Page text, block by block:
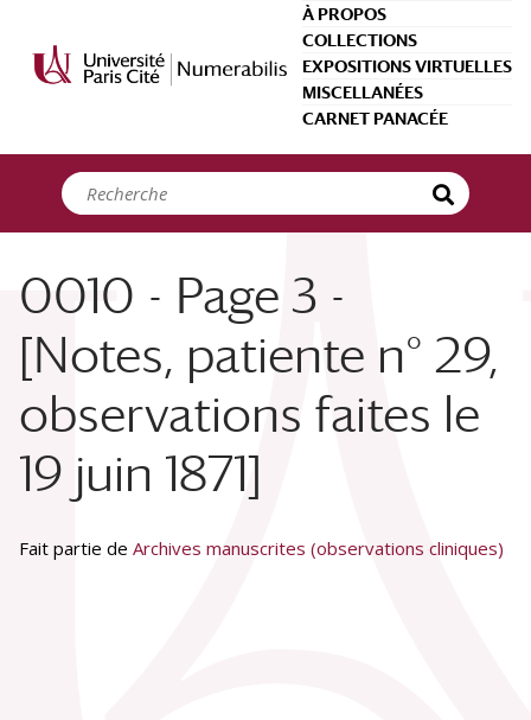
À PROPOS
COLLECTIONS
EXPOSITIONS VIRTUELLES
MISCELLANÉES
CARNET PANACÉE
0010 - Page 3 -
[Notes, patiente n° 29,
observations faites le
19 juin 1871]
Fait partie de Archives manuscrites (observations cliniques)